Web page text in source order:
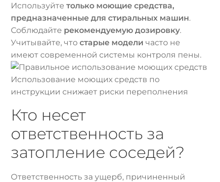
Используйтетолько моющие средства,
предназначенные для стиральных машин.
Соблюдайте рекомендуемую дозировку.
Учитывайте, чтостарые модели часто не
имеют современной системы контроля пены.
Использование моющих средств по
инструкции снижает риски переполнения
Кто несет
ответственность за
затопление соседей?
Ответственность за ущерб, причиненный